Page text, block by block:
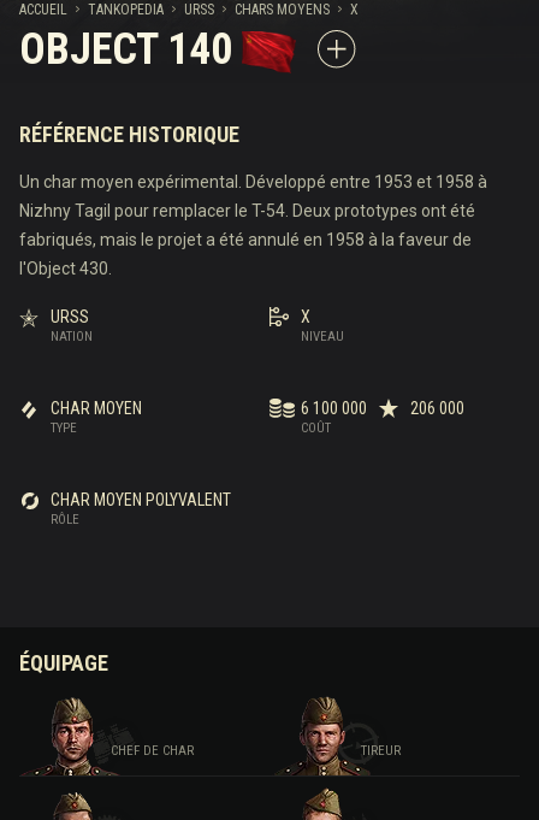
ACCUEIL TANKOPEDIA URSS CHARS MOYENS X
OBJECT 140
RÉFÉRENCE HISTORIQUE
Un char moyen expérimental. Développé entre 1953 et 1958 à
Nizhny Tagil pour remplacer le T-54. Deux prototypes ont été
fabriqués, mais le projet a été annulé en 1958 à la faveur de
l'Object 430.
NATION
URSS
NIVEAU
X
TYPE
CHAR MOYEN
COÛT
6 100 000 206 000
RÔLE
CHAR MOYEN POLYVALENT
ÉQUIPAGE
CHEF DE CHAR TIREUR